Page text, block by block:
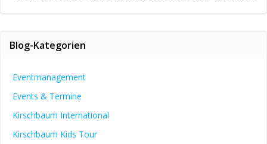
Blog-Kategorien
Eventmanagement
Events & Termine
Kirschbaum International
Kirschbaum Kids Tour